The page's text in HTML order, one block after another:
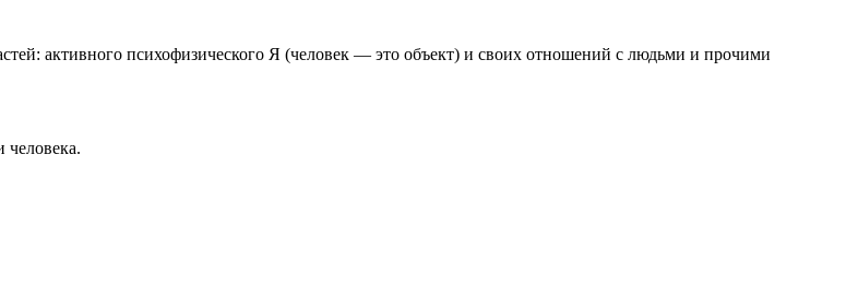
активного психофизического Я (человек — это объект) и своих отношений с людьми и прочими
человека.